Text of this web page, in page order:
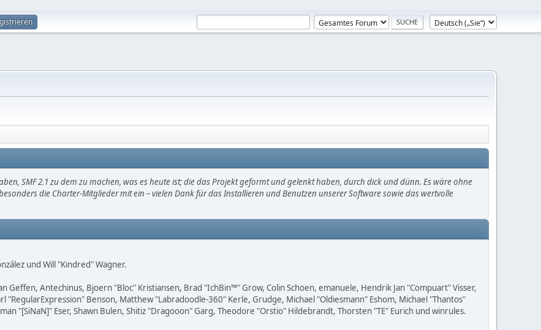
SMF 2.1 zu dem zu machen, was es heute ist; die das Projekt geformt und gelenkt haben, durch dick und dünn. Es wäre ohne
die Charter-Mitglieder mit ein – vielen Dank für das Installieren und Benutzen unserer Software sowie das wertvolle
und Will "Kindred" Wagner.
Geffen, Antechinus, Bjoern "Bloc" Kristiansen, Brad "IchBin™" Grow, Colin Schoen, emanuele, Hendrik Jan "Compuart" Visser,
"RegularExpression" Benson, Matthew "Labradoodle-360" Kerle, Grudge, Michael "Oldiesmann" Eshom, Michael "Thantos"
"[SiNaN]" Eser, Shawn Bulen, Shitiz "Dragooon" Garg, Theodore "Orstio" Hildebrandt, Thorsten "TE" Eurich und winrules.